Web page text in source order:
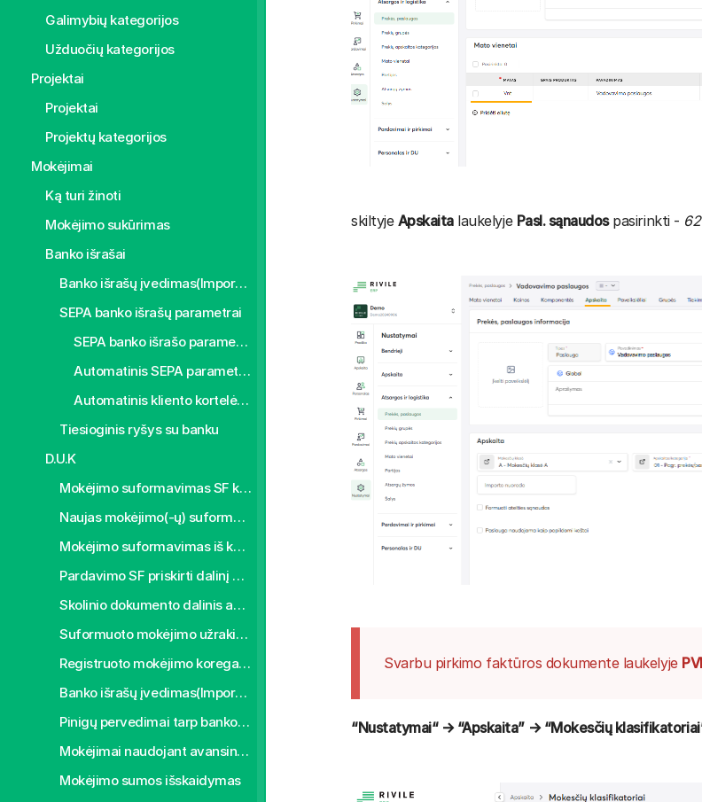
Galimybių kategorijos
Užduočių kategorijos
Projektai
Projektai
Projektų kategorijos
Mokėjimai
Ką turi žinoti
Mokėjimo sukūrimas
Banko išrašai
Banko išrašų įvedimas(Importas)
SEPA banko išrašų parametrai
SEPA banko išrašo parametrizavimas rankiniu būdu
Automatinis SEPA parametro užpildymas
Automatinis kliento kortelės užpildymas
Tiesioginis ryšys su banku
D.U.K
Mokėjimo suformavimas SF kūrimo metu
Naujas mokėjimo(-ų) suformavimas skolų registre
Mokėjimo suformavimas iš kelių skolos dokumentų
Pardavimo SF priskirti dalinį apmokėjimą
Skolinio dokumento dalinis apmokėjimas
Suformuoto mokėjimo užrakinimas
Registruoto mokėjimo koregavimas
Banko išrašų įvedimas(Importas)
Pinigų pervedimai tarp banko sąskaitų
Mokėjimai naudojant avansines DK sąskaitas
Mokėjimo sumos išskaidymas
skiltyje Apskaitalaukelyje Pasl. sąnaudospasirinkti -
Svarbu pirkimo faktūros dokumente laukelyje
“Nustatymai“ → “Apskaita” → “Mokesčių